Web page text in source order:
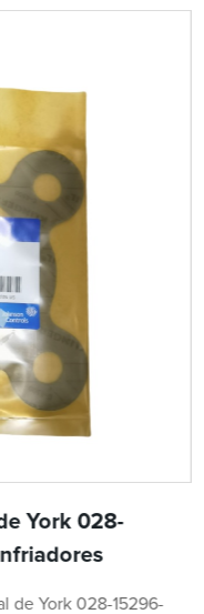
York 028-
de York 028-15296-